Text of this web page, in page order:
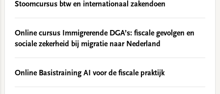
Stoomcursus btw en internationaal zakendoen
Online cursus Immigrerende DGA’s: fiscale gevolgen en
sociale zekerheid bij migratie naar Nederland
Online Basistraining AI voor de fiscale praktijk